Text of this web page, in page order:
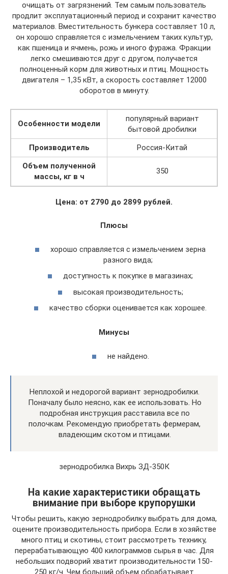
очищать от загрязнений. Тем самым пользователь
продлит эксплуатационный период и сохранит качество
материалов. Вместительность бункера составляет 10 л,
он хорошо справляется с измельчением таких культур,
как пшеница и ячмень, рожь и иного фуража. Фракции
легко смешиваются друг с другом, получается
полноценный корм для животных и птиц. Мощность
двигателя – 1,35 кВт, а скорость составляет 12000
оборотов в минуту.
Особенности модели
популярный вариант
бытовой дробилки
Производитель
Россия-Китай
Объем полученной
массы, кг в ч
350
Цена: от 2790 до 2899 рублей.
Плюсы
хорошо справляется с измельчением зерна
разного вида;
доступность к покупке в магазинах;
высокая производительность;
качество сборки оценивается как хорошее.
Минусы
не найдено.
Неплохой и недорогой вариант зернодробилки.
Поначалу было неясно, как ее использовать. Но
подробная инструкция расставила все по
полочкам. Рекомендую приобретать фермерам,
владеющим скотом и птицами.
зернодробилка Вихрь ЗД-350К
На какие характеристики обращать
внимание при выборе крупорушки
Чтобы решить, какую зернодробилку выбрать для дома,
оцените производительность прибора. Если в хозяйстве
много птиц и скотины, стоит рассмотреть технику,
перерабатывающую 400 килограммов сырья в час. Для
небольших подворий хватит производительности 150-
250 кг/ч. Чем больший объем обрабатывает